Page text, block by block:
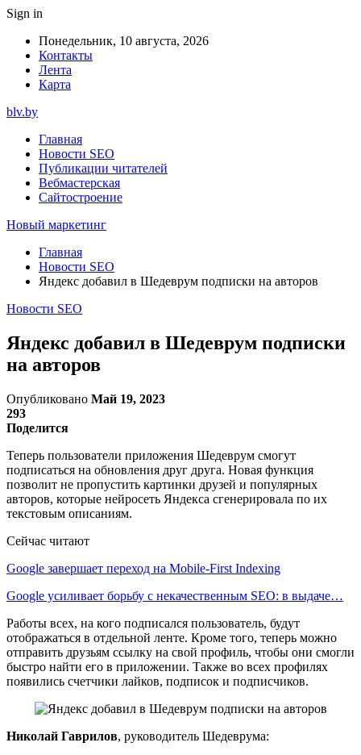
Sign in
Понедельник, 10 августа, 2026
Контакты
Лента
Карта
blv.by
Главная
Новости SEO
Публикации читателей
Вебмастерская
Сайтостроение
Новый маркетинг
Главная
Новости SEO
Яндекс добавил в Шедеврум подписки на авторов
Новости SEO
Яндекс добавил в Шедеврум подписки
на авторов
Опубликовано Май 19, 2023
293
Поделится
Теперь пользователи приложения Шедеврум смогут
подписаться на обновления друг друга. Новая функция
позволит не пропустить картинки друзей и популярных
авторов, которые нейросеть Яндекса сгенерировала по их
текстовым описаниям.
Сейчас читают
Google завершает переход на Mobile-First Indexing
Google усиливает борьбу с некачественным SEO: в выдаче…
Работы всех, на кого подписался пользователь, будут
отображаться в отдельной ленте. Кроме того, теперь можно
отправить друзьям ссылку на свой профиль, чтобы они смогли
быстро найти его в приложении. Также во всех профилях
появились счетчики лайков, подписок и подписчиков.
Николай Гаврилов, руководитель Шедеврума: